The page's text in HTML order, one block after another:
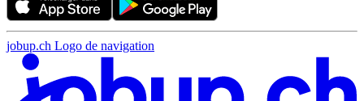
jobup.ch Logo de navigation